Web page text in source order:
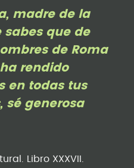
madre de la
sabes que de
de Roma
rendido
en todas tus
sé generosa
Libro XXXVII.